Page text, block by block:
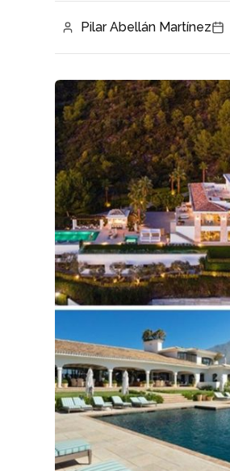
Pilar Abellán Martínez